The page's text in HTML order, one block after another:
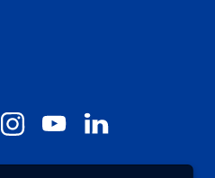
InstagramYouTubeLinkedIn